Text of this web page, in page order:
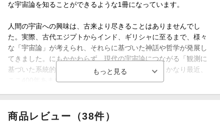
な宇宙論を知ることができるような1冊になっています。
人間の宇宙への興味は、古来より尽きることはありませんでし
た。実際、古代エジプトからインド、ギリシャに至るまで、様々
な「宇宙論」が考えられ、それらに基づいた神話や哲学が発展し
てきました。にもかかわらず、現代の宇宙論につながる「観測に
基づいた系統的な世界観の構築」が始まったのは、かなり最近、
ここ400年あまりのことなのです。
まれる以前などについても議論できるようになってきています。
これらの驚くべき成果は、主に20世紀に入って起こった爆発的な
商品レビュー（38件）